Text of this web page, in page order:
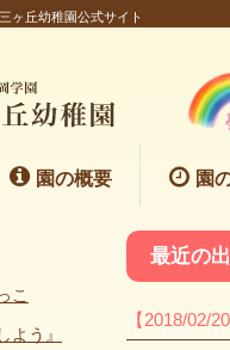
ヶ丘幼稚園公式サイト
園の概要 園
こ
よう』
最近の
【2018/02/